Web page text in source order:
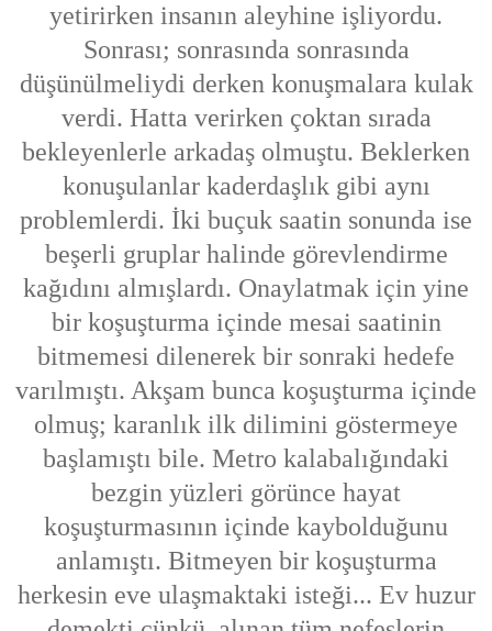
yetirirken insanın aleyhine işliyordu.
Sonrası; sonrasında sonrasında
düşünülmeliydi derken konuşmalara kulak
verdi. Hatta verirken çoktan sırada
bekleyenlerle arkadaş olmuştu. Beklerken
konuşulanlar kaderdaşlık gibi aynı
problemlerdi. İki buçuk saatin sonunda ise
beşerli gruplar halinde görevlendirme
kağıdını almışlardı. Onaylatmak için yine
bir koşuşturma içinde mesai saatinin
bitmemesi dilenerek bir sonraki hedefe
varılmıştı. Akşam bunca koşuşturma içinde
olmuş; karanlık ilk dilimini göstermeye
başlamıştı bile. Metro kalabalığındaki
bezgin yüzleri görünce hayat
koşuşturmasının içinde kaybolduğunu
anlamıştı. Bitmeyen bir koşuşturma
herkesin eve ulaşmaktaki isteği... Ev huzur